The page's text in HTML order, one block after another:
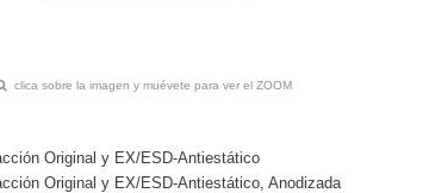
clica sobre la imagen y muévete para ver el ZOOM
Original y EX/ESD-Antiestático
Original y EX/ESD-Antiestático, Anodizada